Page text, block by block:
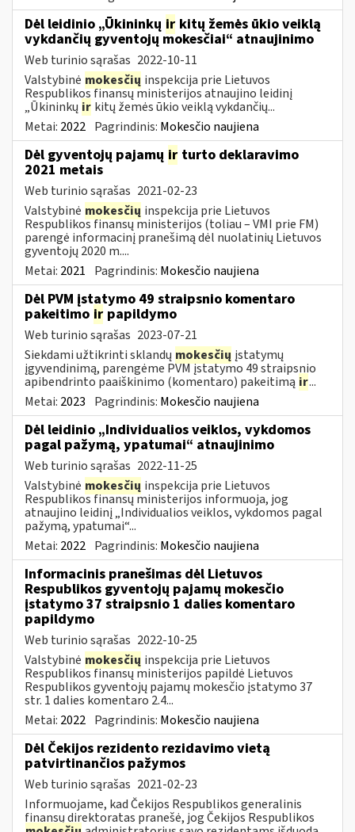
Dėl leidinio „Ūkininkų ir kitų žemės ūkio veiklą
vykdančių gyventojų mokesčiai“ atnaujinimo
Web turinio sąrašas 2022-10-11
Valstybinė mokesčių inspekcija prie Lietuvos
Respublikos finansų ministerijos atnaujino leidinį
„Ūkininkų ir kitų žemės ūkio veiklą vykdančių...
Metai: 2022 Pagrindinis: Mokesčio naujiena
Dėl gyventojų pajamų ir turto deklaravimo
2021 metais
Web turinio sąrašas 2021-02-23
Valstybinė mokesčių inspekcija prie Lietuvos
Respublikos finansų ministerijos (toliau – VMI prie FM)
parengė informacinį pranešimą dėl nuolatinių Lietuvos
gyventojų 2020 m....
Metai: 2021 Pagrindinis: Mokesčio naujiena
Dėl PVM įstatymo 49 straipsnio komentaro
pakeitimo ir papildymo
Web turinio sąrašas 2023-07-21
Siekdami užtikrinti sklandų mokesčių įstatymų
įgyvendinimą, parengėme PVM įstatymo 49 straipsnio
apibendrinto paaiškinimo (komentaro) pakeitimą ir...
Metai: 2023 Pagrindinis: Mokesčio naujiena
Dėl leidinio „Individualios veiklos, vykdomos
pagal pažymą, ypatumai“ atnaujinimo
Web turinio sąrašas 2022-11-25
Valstybinė mokesčių inspekcija prie Lietuvos
Respublikos finansų ministerijos informuoja, jog
atnaujino leidinį „Individualios veiklos, vykdomos pagal
pažymą, ypatumai“...
Metai: 2022 Pagrindinis: Mokesčio naujiena
Informacinis pranešimas dėl Lietuvos
Respublikos gyventojų pajamų mokesčio
įstatymo 37 straipsnio 1 dalies komentaro
papildymo
Web turinio sąrašas 2022-10-25
Valstybinė mokesčių inspekcija prie Lietuvos
Respublikos finansų ministerijos papildė Lietuvos
Respublikos gyventojų pajamų mokesčio įstatymo 37
str. 1 dalies komentaro 2.4...
Metai: 2022 Pagrindinis: Mokesčio naujiena
Dėl Čekijos rezidento rezidavimo vietą
patvirtinančios pažymos
Web turinio sąrašas 2021-02-23
Informuojame, kad Čekijos Respublikos generalinis
finansų direktoratas pranešė, jog Čekijos Respublikos